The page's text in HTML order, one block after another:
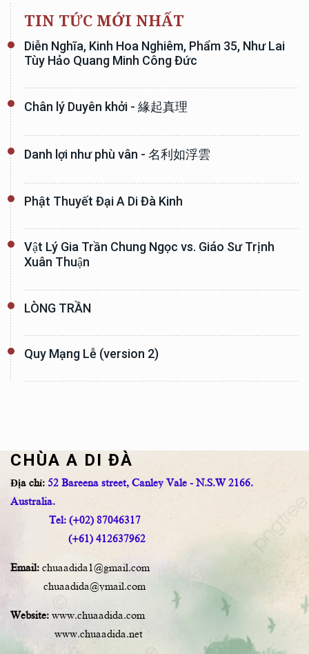
TIN TỨC MỚI NHẤT
Diễn Nghĩa, Kinh Hoa Nghiêm, Phẩm 35, Như Lai
Tùy Hảo Quang Minh Công Đức
Chân lý Duyên khởi - 緣起真理
Danh lợi như phù vân - 名利如浮雲
Phật Thuyết Đại A Di Đà Kinh
Vật Lý Gia Trần Chung Ngọc vs. Giáo Sư Trịnh
Xuân Thuận
LÒNG TRẦN
Quy Mạng Lễ (version 2)
CHÙA A DI ĐÀ
Địa chỉ: 52 Bareena street, Canley Vale - N.S.W 2166.
Australia.
Tel: (+02) 87046317
(+61) 412637962
Email: chuaadida1@gmail.com
chuaadida@ymail.com
Website: www.chuaadida.com
www.chuaadida.net